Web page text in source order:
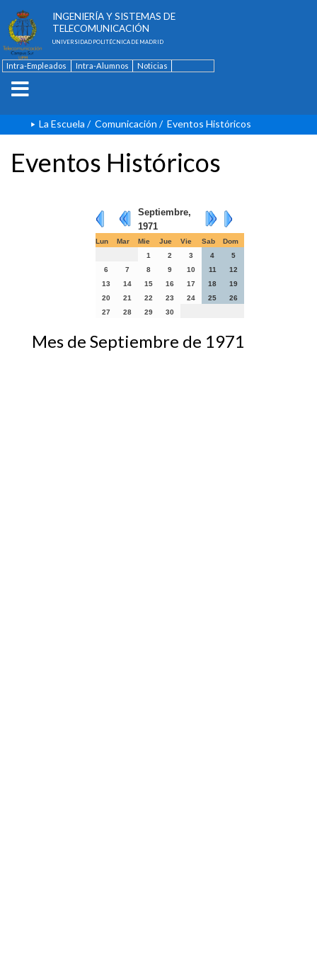
INGENIERÍA Y SISTEMAS DE
TELECOMUNICACIÓN
UNIVERSIDAD POLITÉCNICA DE MADRID
Intra-Empleados Intra-Alumnos
Noticias
La Escuela / Comunicación / Eventos Históricos
Eventos Históricos
Septiembre,
1971
Lun Mar Mie Jue Vie Sab
Dom
1
2 3 4
5
6
7 8 9 10 11
12
13
14 15 16 17 18
19
20
21 22 23 24 25
26
27
28 29 30
Mes de Septiembre de 1971